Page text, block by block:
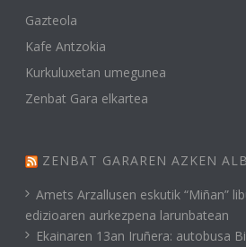
Gazteola
Kafe Antzokia
Kurkuluxetan umegunea
Zenbat Gara elkartea
ZENBAT GARAREN AZKEN
Amets Arzallusen eskutik “Miñan”
edizioaren aurkezpena larunbatean
Ekainaren 13an Iruñera: autobusa